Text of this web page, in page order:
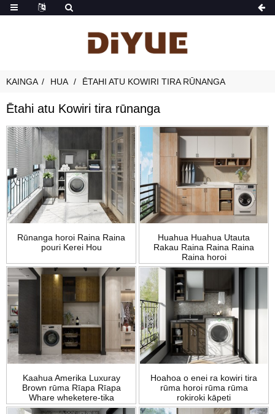
KAINGA HUA ĒTAHI ATU KOWIRI TIRA RŪNANGA
Ētahi atu Kowiri tira rūnanga
Rūnanga horoi Raina Raina
pouri Kerei Hou
Huahua Huahua Utauta
Rakau Raina Raina Raina
Raina horoi
Kaahua Amerika Luxuray
Brown rūma Rīapa Rīapa
Whare wheketere-tika
Hoahoa o enei ra kowiri tira
rūma horoi rūma rūma
rokiroki kāpeti